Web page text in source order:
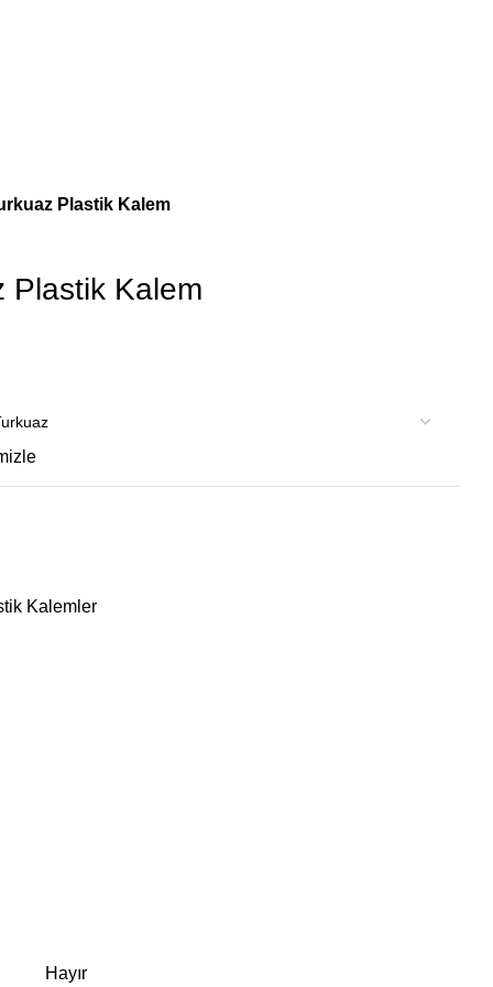
Plastik Kalem
Plastik Kalem
Kalemler
Hayır